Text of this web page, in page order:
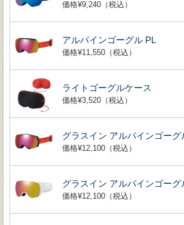
価格¥9,240（税込）
アルパインゴーグル PL
価格¥11,550（税込）
ライトゴーグルケース
価格¥3,520（税込）
グラスイン アルパインゴーグ
価格¥12,100（税込）
グラスイン アルパインゴーグ
価格¥12,100（税込）